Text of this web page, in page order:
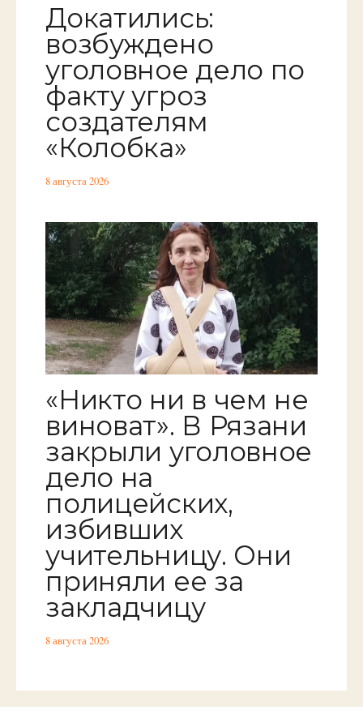
Докатились:
возбуждено
уголовное дело по
факту угроз
создателям
«Колобка»
8 августа 2026
«Никто ни в чем не
виноват». В Рязани
закрыли уголовное
дело на
полицейских,
избивших
учительницу. Они
приняли ее за
закладчицу
8 августа 2026